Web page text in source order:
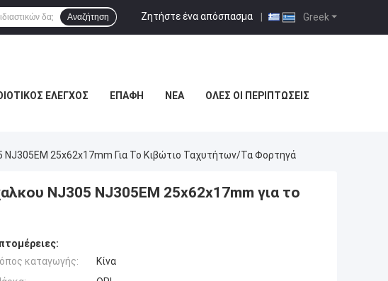
Greek
Ζητήστε ένα απόσπασμα |
Αναζήτηση
ΈΛΕΓΧΟΣ ΕΠΑΦΉ ΝΈΑ ΌΛΕΣ ΟΙ ΠΕΡΙΠΤΏΣΕΙΣ
NJ305EM 25x62x17mm Για Το Κιβώτιο Ταχυτήτων/τα Φορτηγά
NJ305 NJ305EM 25x62x17mm για το
καταγωγής:
Κίνα